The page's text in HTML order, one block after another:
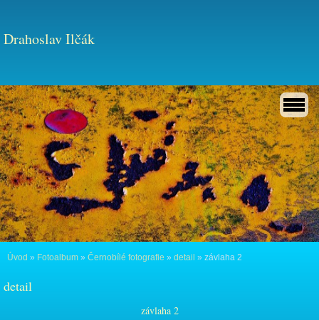
Drahoslav Ilčák
Úvod » Fotoalbum » Černobílé fotografie » detail » závlaha 2
detail
závlaha 2